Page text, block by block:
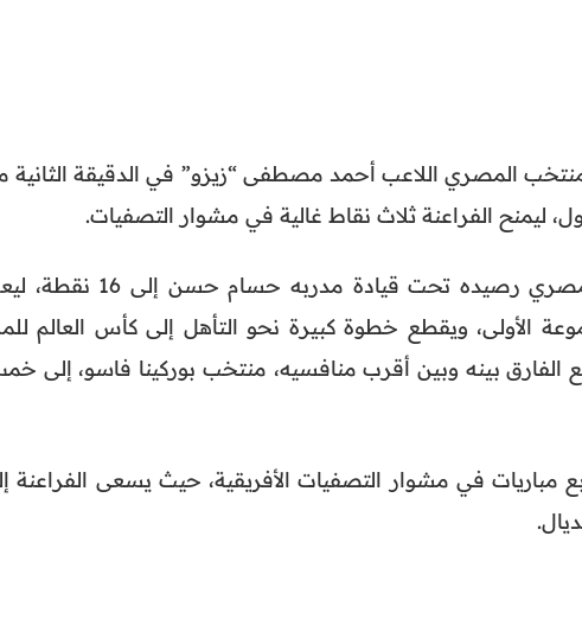
المصري اللاعب أحمد مصطفى “زيزو” في الدقيقة الثانية
ليمنح الفراعنة ثلاث نقاط غالية في مشوار التصفيات.
بهذا الفوز، رفع المنتخب المصري رصيده تحت قيادة مدربه حسام حسن
الأولى، ويقطع خطوة كبيرة نحو التأهل إلى كأس العالم
الفارق بينه وبين أقرب منافسيه، منتخب بوركينا فاسو، إلى
مباريات في مشوار التصفيات الأفريقية، حيث يسعى الفراعنة